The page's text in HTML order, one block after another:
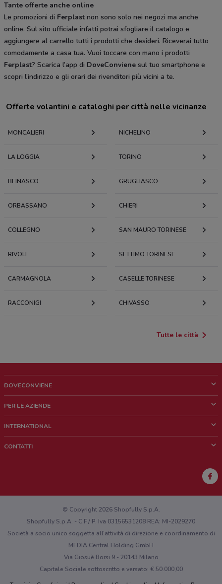
Tante offerte anche online
Le promozioni di Ferplast non sono solo nei negozi ma anche
online. Sul sito ufficiale infatti potrai sfogliare il catalogo e
aggiungere al carrello tutti i prodotti che desideri. Riceverai tutto
comodamente a casa tua. Vuoi toccare con mano i prodotti
Ferplast? Scarica l’app di DoveConviene sul tuo smartphone e
scopri l’indirizzo e gli orari dei rivenditori più vicini a te.
Offerte volantini e cataloghi per città nelle vicinanze
MONCALIERI NICHELINO
LA LOGGIA TORINO
BEINASCO GRUGLIASCO
ORBASSANO CHIERI
COLLEGNO SAN MAURO TORINESE
RIVOLI SETTIMO TORINESE
CARMAGNOLA CASELLE TORINESE
RACCONIGI CHIVASSO
Tutte le città
DOVECONVIENE
Chi siamo
Lavora con noi
PER LE AZIENDE
Richieste commerciali e marketing
INTERNATIONAL
CONTATTI
Hai un malfunzionamento sul web o sull'app?
© Copyright 2026 Shopfully S.p.A.
Shopfully S.p.A. - C.F / P. Iva 03156531208 REA: MI-2029270
Società a socio unico soggetta all’attività di direzione e coordinamento di
MEDIA Central Holding GmbH
Via Giosuè Borsi 9 - 20143 Milano
Capitale Sociale sottoscritto e versato: € 50.000,00